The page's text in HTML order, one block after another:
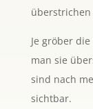
Je gröber
man sie
sind nach
sichtbar.